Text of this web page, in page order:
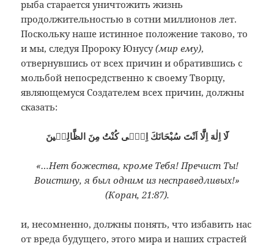
рыба старается уничтожить жизнь
продолжительностью в сотни миллионов лет.
Поскольку наше истинное положение таково, то
и мы, следуя Пророку Юнусу(мир ему),
отвернувшись от всех причин и обратившись с
мольбой непосредственно к своему Творцу,
являющемуся Создателем всех причин, должны
сказать:
لَٓا اِلٰهَ اِلَّٓا اَنْتَ سُبْحَانَكَ اِنّٖى كُنْتُ مِنَ الظَّالِمٖينَ
«…Нет божества, кроме Тебя! Пречист Ты!
Воистину, я был одним из несправедливых!»
(Коран, 21:87).
и, несомненно, должны понять, что избавить нас
от вреда будущего, этого мира и наших страстей